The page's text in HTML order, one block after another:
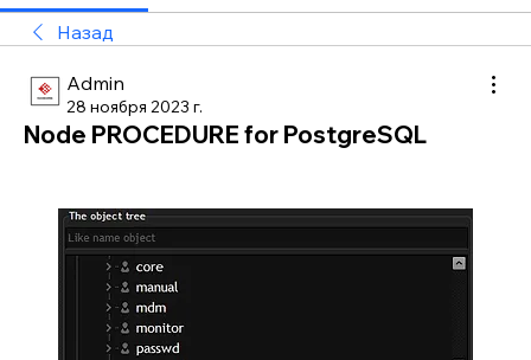
Назад
Admin
28 ноября 2023 г.
Node PROCEDURE for PostgreSQL